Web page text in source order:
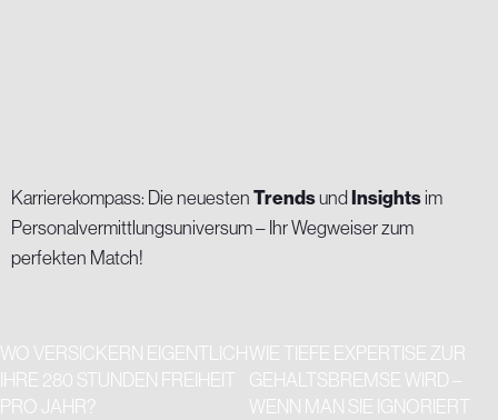
Karrierekompass: Die neuestenTrendsundInsightsim
Personalvermittlungsuniversum – Ihr Wegweiser zum
perfekten Match!
WO VERSICKERN EIGENTLICH
IHRE 280 STUNDEN FREIHEIT
PRO JAHR?
WIE TIEFE EXPERTISE ZUR
GEHALTSBREMSE WIRD –
WENN MAN SIE IGNORIERT